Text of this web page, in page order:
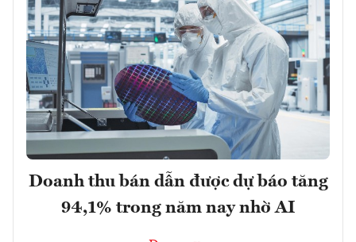
Doanh thu bán dẫn được dự báo tăng
94,1% trong năm nay nhờ AI